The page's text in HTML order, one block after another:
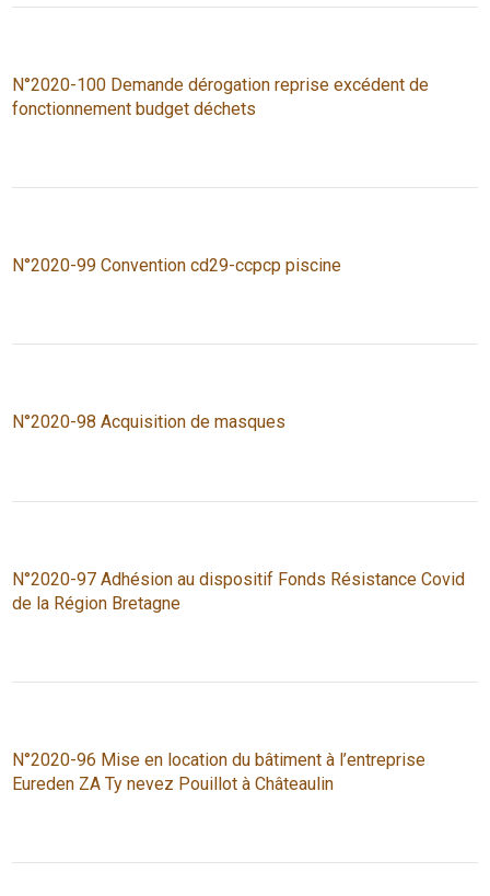
N°2020-100 Demande dérogation reprise excédent de
fonctionnement budget déchets
N°2020-99 Convention cd29-ccpcp piscine
N°2020-98 Acquisition de masques
N°2020-97 Adhésion au dispositif Fonds Résistance Covid
de la Région Bretagne
N°2020-96 Mise en location du bâtiment à l’entreprise
Eureden ZA Ty nevez Pouillot à Châteaulin